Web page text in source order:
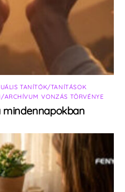
TANÍTÓK/TANÍTÁSOK
ARCHÍVUM ,VONZÁS TÖRVÉNYE